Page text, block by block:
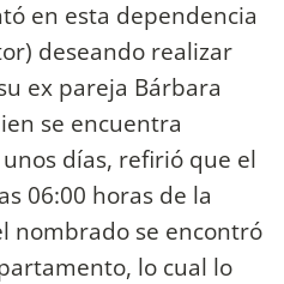
en esta dependencia
deseando realizar
ex pareja Bárbara
se encuentra
días, refirió que el
06:00 horas de la
nombrado se encontró
lo cual lo